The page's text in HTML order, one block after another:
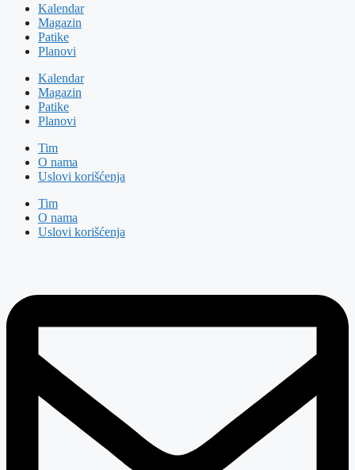
Kalendar
Magazin
Patike
Planovi
Kalendar
Magazin
Patike
Planovi
Tim
O nama
Uslovi korišćenja
Tim
O nama
Uslovi korišćenja